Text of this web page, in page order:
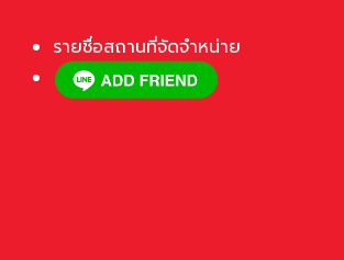
รายชื่อสถานที่จัดจำหน่าย